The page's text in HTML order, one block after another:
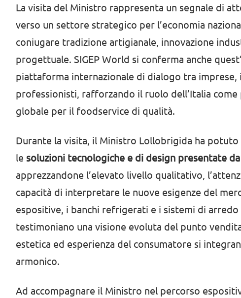
La visita del Ministro rappresenta un segnale di
verso un settore strategico per l’economia
coniugare tradizione artigianale, innovazione
progettuale. SIGEP World si conferma anche
piattaforma internazionale di dialogo tra imprese,
professionisti, rafforzando il ruolo dell’Italia
globale per il foodservice di qualità.
Durante la visita, il Ministro Lollobrigida ha potuto
le soluzioni tecnologiche e di design presentate
apprezzandone l’elevato livello qualitativo,
capacità di interpretare le nuove esigenze del
espositive, i banchi refrigerati e i sistemi di
testimoniano una visione evoluta del punto
estetica ed esperienza del consumatore si
armonico.
Ad accompagnare il Ministro nel percorso